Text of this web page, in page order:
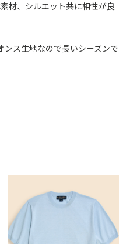
材、シルエット共に相性が良
ンス生地なので長いシーズンで